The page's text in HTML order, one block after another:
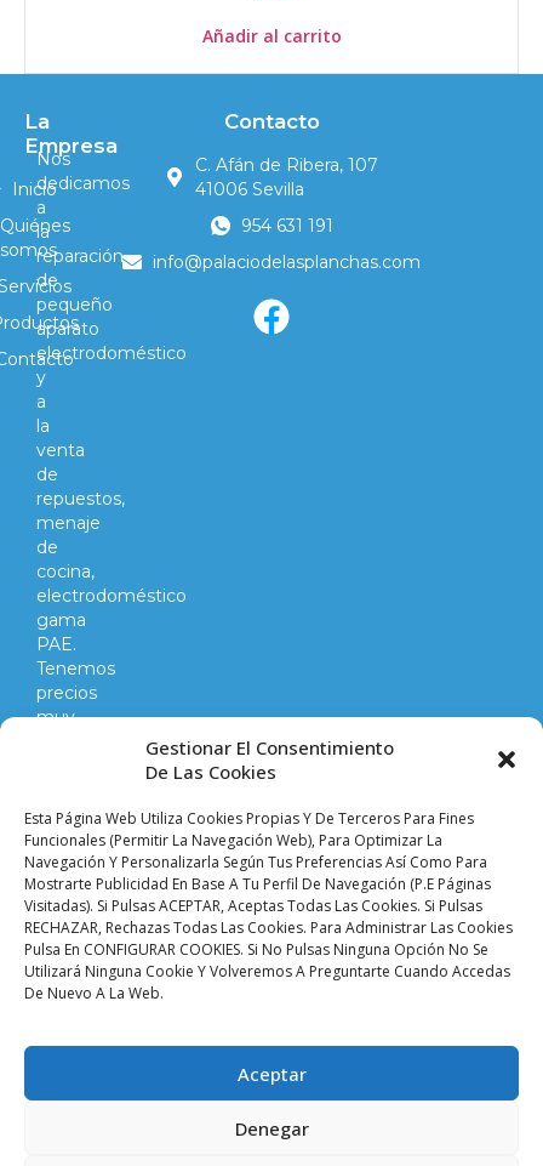
Gestionar El Consentimiento
De Las Cookies
Esta Página Web Utiliza Cookies Propias Y De Terceros Para Fines
Funcionales (permitir La Navegación Web), Para Optimizar La
Navegación Y Personalizarla Según Tus Preferencias Así Como Para
Mostrarte Publicidad En Base A Tu Perfil De Navegación (p.e Páginas
Visitadas). Si Pulsas ACEPTAR, Aceptas Todas Las Cookies. Si Pulsas
RECHAZAR, Rechazas Todas Las Cookies. Para Administrar Las Cookies
Pulsa En CONFIGURAR COOKIES. Si No Pulsas Ninguna Opción No Se
Utilizará Ninguna Cookie Y Volveremos A Preguntarte Cuando Accedas
De Nuevo A La Web.
Aceptar
Denegar
Añadir al carrito
Nos
dedicamos
a
la
reparación
de
pequeño
aparato
electrodoméstico
y
a
la
venta
de
repuestos,
menaje
de
cocina,
electrodoméstico
gama
PAE.
Tenemos
precios
muy
competitivos
lo
que
hacemos
y
vendemos.
La
Empresa
Inicio
Quiénes
somos
Contacto
C. Afán de Ribera, 107
41006 Sevilla
954 631 191
info@palaciodelasplanchas.com
Aviso legal |
Condiciones de venta y envíos |